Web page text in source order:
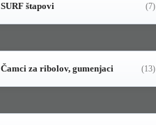
SURF štapovi (7)
Čamci za ribolov, gumenjaci (13)